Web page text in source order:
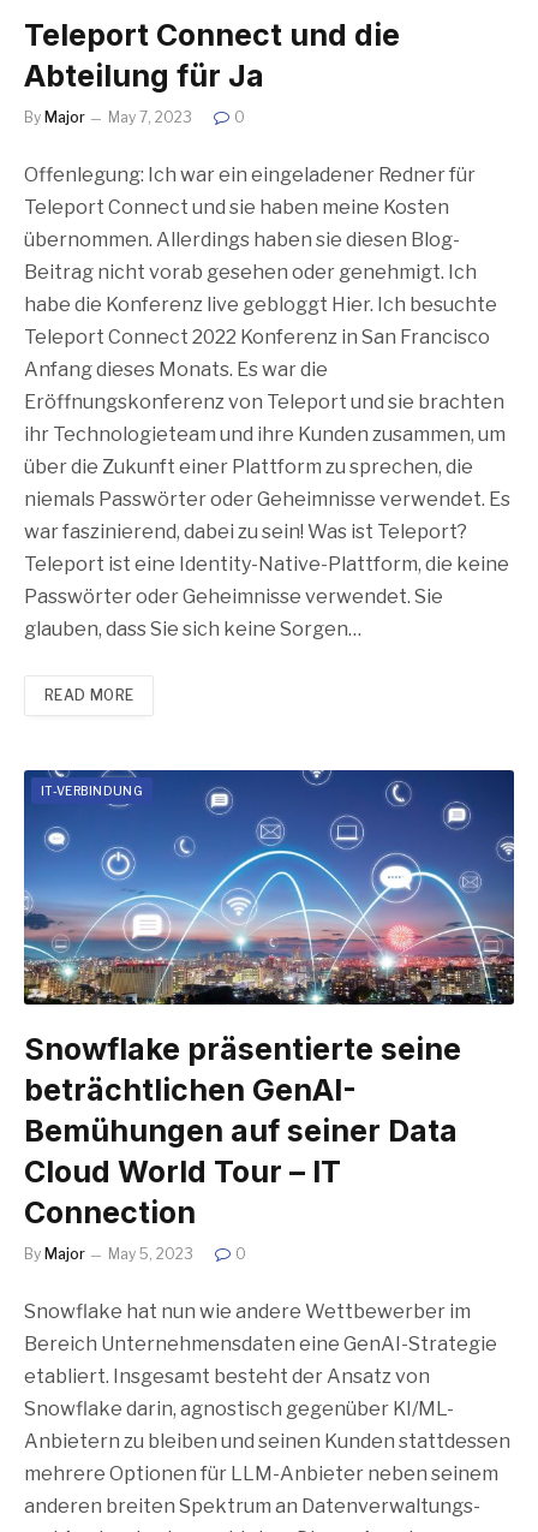
Teleport Connect und die
Abteilung für Ja
By Major May 7, 2023 0
Offenlegung: Ich war ein eingeladener Redner für
Teleport Connect und sie haben meine Kosten
übernommen. Allerdings haben sie diesen Blog-
Beitrag nicht vorab gesehen oder genehmigt. Ich
habe die Konferenz live gebloggt Hier. Ich besuchte
Teleport Connect 2022 Konferenz in San Francisco
Anfang dieses Monats. Es war die
Eröffnungskonferenz von Teleport und sie brachten
ihr Technologieteam und ihre Kunden zusammen, um
über die Zukunft einer Plattform zu sprechen, die
niemals Passwörter oder Geheimnisse verwendet. Es
war faszinierend, dabei zu sein! Was ist Teleport?
Teleport ist eine Identity-Native-Plattform, die keine
Passwörter oder Geheimnisse verwendet. Sie
glauben, dass Sie sich keine Sorgen…
READ MORE
IT-VERBINDUNG
Snowflake präsentierte seine
beträchtlichen GenAI-
Bemühungen auf seiner Data
Cloud World Tour – IT
Connection
By Major May 5, 2023 0
Snowflake hat nun wie andere Wettbewerber im
Bereich Unternehmensdaten eine GenAI-Strategie
etabliert. Insgesamt besteht der Ansatz von
Snowflake darin, agnostisch gegenüber KI/ML-
Anbietern zu bleiben und seinen Kunden stattdessen
mehrere Optionen für LLM-Anbieter neben seinem
anderen breiten Spektrum an Datenverwaltungs-